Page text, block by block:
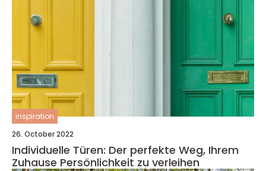
inspiration
26. October 2022
Individuelle Türen: Der perfekte Weg, Ihrem
Zuhause Persönlichkeit zu verleihen